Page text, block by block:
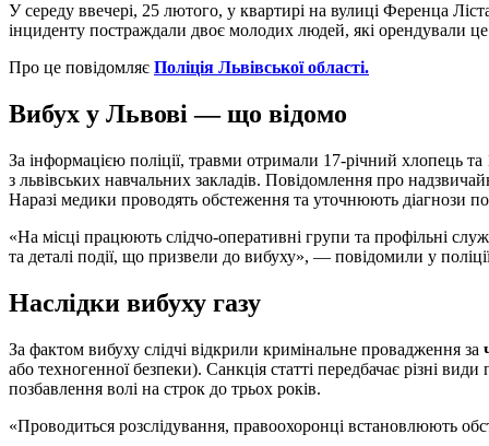
У середу ввечері, 25 лютого, у квартирі на вулиці Ференца
інциденту постраждали двоє молодих людей, які орендували
Про це повідомляє Поліція Львівської області.
Вибух у Львові — що відомо
За інформацією поліції, травми отримали 17-річний хлопець
з львівських навчальних закладів. Повідомлення про
Наразі медики проводять обстеження та уточнюють діагнози
«На місці працюють слідчо-оперативні групи та профільні
та деталі події, що призвели до вибуху», — повідомили у
Наслідки вибуху газу
За фактом вибуху слідчі відкрили кримінальне провадження за
або техногенної безпеки). Санкція статті передбачає різні
позбавлення волі на строк до трьох років.
«Проводиться розслідування, правоохоронці встановлюють